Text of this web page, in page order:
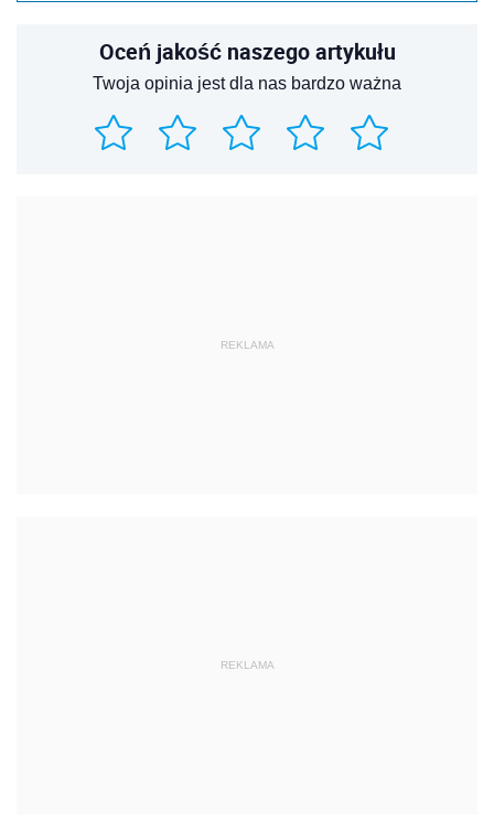
Oceń jakość naszego artykułu
Twoja opinia jest dla nas bardzo ważna
REKLAMA
REKLAMA